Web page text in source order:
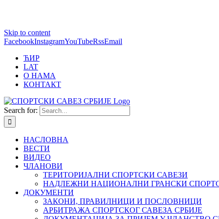
Skip to content
FacebookInstagramYouTubeRssEmail
ЋИР
LAT
О НАМА
КОНТАКТ
Search for:
НАСЛОВНА
ВЕСТИ
ВИДЕО
ЧЛАНОВИ
ТЕРИТОРИЈАЛНИ СПОРТСКИ САВЕЗИ
НАДЛЕЖНИ НАЦИОНАЛНИ ГРАНСКИ
ДОКУМЕНТИ
ЗАКОНИ, ПРАВИЛНИЦИ И ПОСЛОВНИЦИ
АРБИТРАЖА СПОРТСКОГ САВЕЗА СРБИЈЕ